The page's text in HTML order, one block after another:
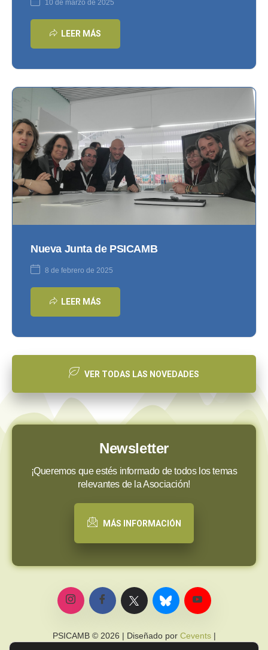
10 de marzo de 2025
LEER MÁS
Nueva Junta de PSICAMB
8 de febrero de 2025
LEER MÁS
VER TODAS LAS NOVEDADES
Newsletter
¡Queremos que estés informado de todos los temas
relevantes de la Asociación!
MÁS INFORMACIÓN
PSICAMB © 2026 | Diseñado por Cevents|